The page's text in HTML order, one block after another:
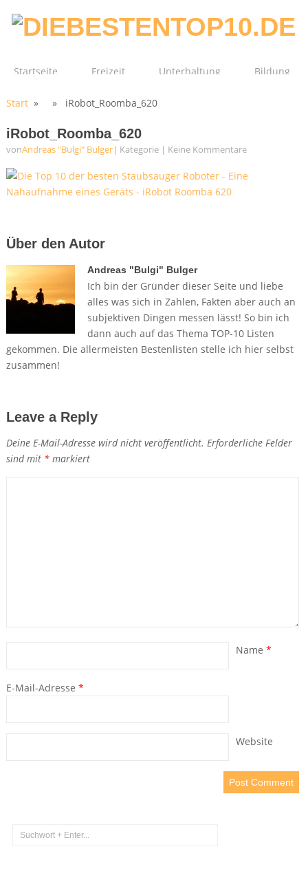
Startseite Freizeit Unterhaltung Bildung
Start» » iRobot_Roomba_620
iRobot_Roomba_620
vonAndreas "Bulgi" Bulger| Kategorie| Keine Kommentare
Über den Autor
Andreas "Bulgi" Bulger
Ich bin der Gründer dieser Seite und liebe
alles was sich in Zahlen, Fakten aber auch an
subjektiven Dingen messen lässt! So bin ich
dann auch auf das Thema TOP-10 Listen
gekommen. Die allermeisten Bestenlisten stelle ich hier selbst
zusammen!
Leave a Reply
Deine E-Mail-Adresse wird nicht veröffentlicht. Erforderliche Felder
sind mit *markiert
Name *
E-Mail-Adresse *
Website